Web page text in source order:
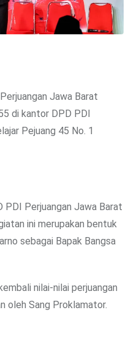
Jawa Barat
di kantor DPD PDI
Pejuang 45 No. 1
PDI Perjuangan Jawa Barat
ini merupakan bentuk
sebagai Bapak Bangsa
nilai-nilai perjuangan
oleh Sang Proklamator.